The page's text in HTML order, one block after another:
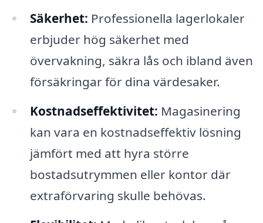
Säkerhet: Professionella lagerlokaler
erbjuder hög säkerhet med
övervakning, säkra lås och ibland även
försäkringar för dina värdesaker.
Kostnadseffektivitet: Magasinering
kan vara en kostnadseffektiv lösning
jämfört med att hyra större
bostadsutrymmen eller kontor där
extraförvaring skulle behövas.